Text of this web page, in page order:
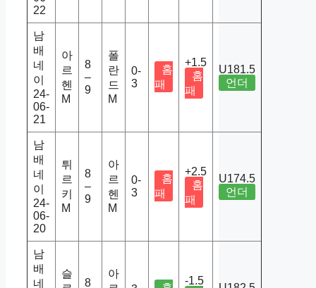
22
남
배
네
이
24-
06-
21
아
르
헨
M
8
–
9
폴
란
드
M
0-
3
홈
패
+1.5
홈
패
U181.5
언더
남
배
네
이
24-
06-
20
튀
르
키
M
8
–
9
아
르
헨
M
0-
3
홈
패
+2.5
홈
패
U174.5
언더
남
배
네
슬
8
아
-1.5